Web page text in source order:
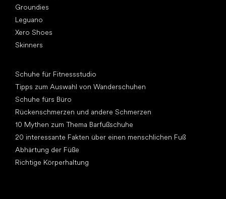
Groundies
Leguano
Xero Shoes
Skinners
Schuhe für Fitnessstudio
Tipps zum Auswahl von Wanderschuhen
Schuhe fürs Büro
Rückenschmerzen und andere Schmerzen
10 Mythen zum Thema Barfußschuhe
20 interessante Fakten über einen menschlichen Fuß
Abhärtung der Füße
Richtige Körperhaltung